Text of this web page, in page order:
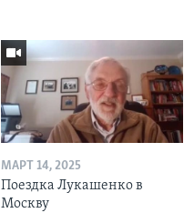
МАРТ 14, 2025
Поездка Лукашенко в
Москву